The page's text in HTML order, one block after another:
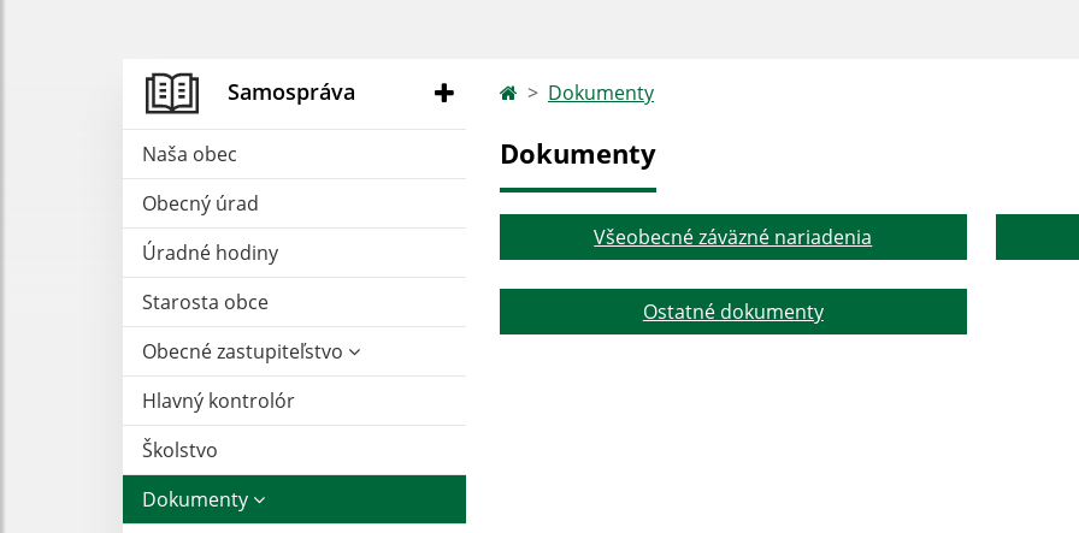
Samospráva
Naša obec
Obecný úrad
Úradné hodiny
Starosta obce
Obecné zastupiteľstvo
Hlavný kontrolór
Školstvo
Dokumenty
Dokumenty
Dokumenty
Všeobecné záväzné nariadenia
Ostatné dokumenty